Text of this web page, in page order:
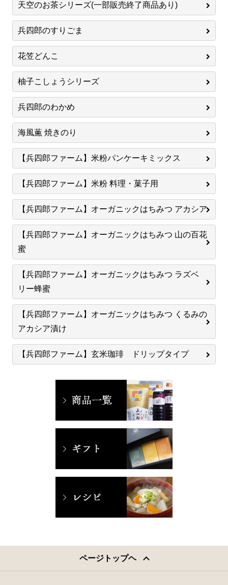
天空のお茶シリーズ(一部販売終了商品あり)
兵四郎のすりごま
花笠どんこ
柚子こしょうシリーズ
兵四郎のわかめ
海風薫 焼きのり
【兵四郎ファーム】米粉パンケーキミックス
【兵四郎ファーム】米粉 料理・菓子用
【兵四郎ファーム】オーガニックはちみつ アカシア
【兵四郎ファーム】オーガニックはちみつ 山の百花
蜜
【兵四郎ファーム】オーガニックはちみつ ラズベ
リー蜂蜜
【兵四郎ファーム】オーガニックはちみつ くるみの
アカシア漬け
【兵四郎ファーム】玄米珈琲 ドリップタイプ
ページトップヘ